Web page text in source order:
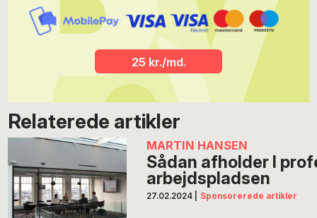
25 kr./md.
Relaterede artikler
MARTIN HANSEN
Sådan afholder I
arbejdspladsen
27.02.2024 Sponsorerede artikler